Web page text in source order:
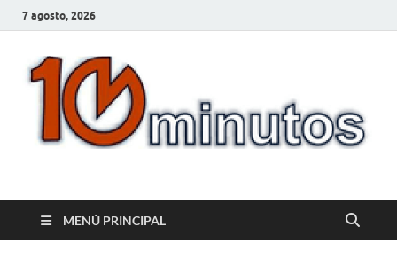
7 agosto, 2026
10minutos.com.uy
MENÚ PRINCIPAL